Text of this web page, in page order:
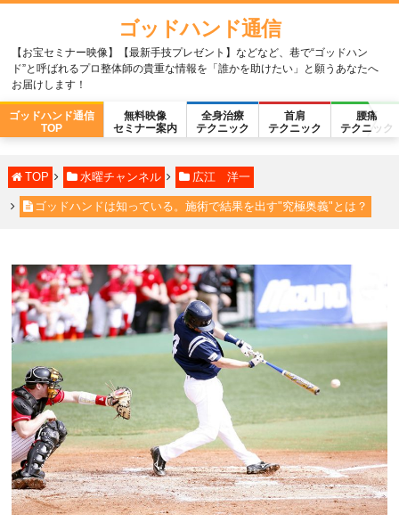
ゴッドハンド通信
【お宝セミナー映像】【最新手技プレゼント】などなど、巷で“ゴッドハン
ド”と呼ばれるプロ整体師の貴重な情報を「誰かを助けたい」と願うあなたへ
お届けします！
ゴッドハンド通信
TOP
無料映像
セミナー案内
全身治療
テクニック
首肩
テクニック
腰痛
テクニック
TOP 水曜チャンネル 広江 洋一
ゴッドハンドは知っている。施術で結果を出す"究極奥義"とは？